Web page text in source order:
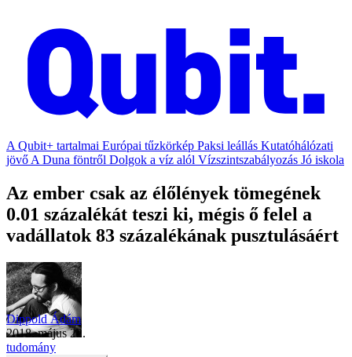
A Qubit+ tartalmai Európai tűzkörkép Paksi leállás Kutatóhálózati
jövő A Duna föntről Dolgok a víz alól Vízszintszabályozás Jó iskola
Az ember csak az élőlények tömegének
0.01 százalékát teszi ki, mégis ő felel a
vadállatok 83 százalékának pusztulásáért
Dippold Ádám
2018. május 22.
tudomány